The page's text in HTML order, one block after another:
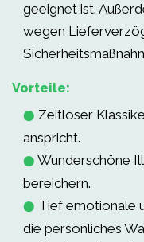
geeignet ist.
wegen
Vorteile:
⬤ Zeitloser
anspricht.
⬤ Wunderschöne
bereichern.
⬤ Tief emotionale
die persönliches